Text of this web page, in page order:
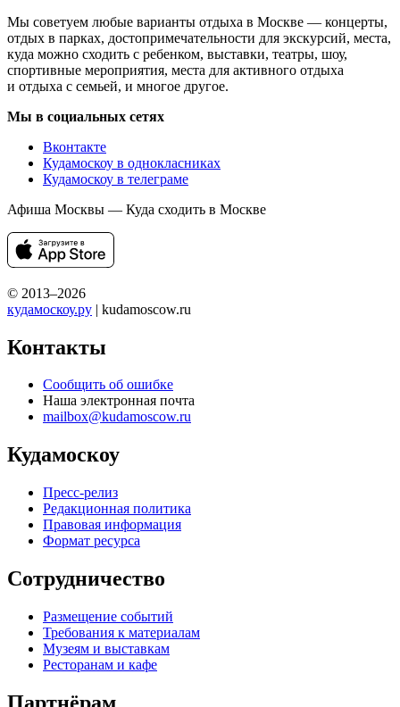
Мы советуем любые варианты отдыха в Москве — концерты,
отдых в парках, достопримечательности для экскурсий, места,
куда можно сходить с ребенком, выставки, театры, шоу,
спортивные мероприятия, места для активного отдыха
и отдыха с семьей, и многое другое.
Мы в социальных сетях
Вконтакте
Кудамоскоу в однокласниках
Кудамоскоу в телеграме
Афиша Москвы — Куда сходить в Москве
© 2013–2026
кудамоскоу.ру | kudamoscow.ru
Контакты
Сообщить об ошибке
Наша электронная почта
mailbox@kudamoscow.ru
Кудамоскоу
Пресс-релиз
Редакционная политика
Правовая информация
Формат ресурса
Сотрудничество
Размещение событий
Требования к материалам
Музеям и выставкам
Ресторанам и кафе